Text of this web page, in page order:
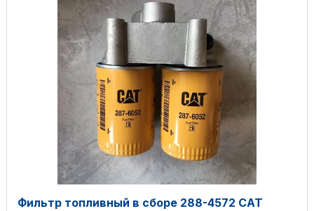
Фильтр топливный в сборе 288-4572 CAT